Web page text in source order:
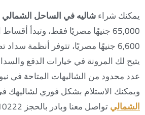
يمكنك شراءشاليه في الساحل الشمالي
65,000 جنيهًا مصريًا فقط، وتبدأ
يتيح لك المرونة في خيارات الدفع
عدد محدود من الشاليهات المتاحة في
ويمكنك الاستلام بشكل فوري لشاليهك
الشماليتواصل معنا وبادر بالحجز 01069210222.